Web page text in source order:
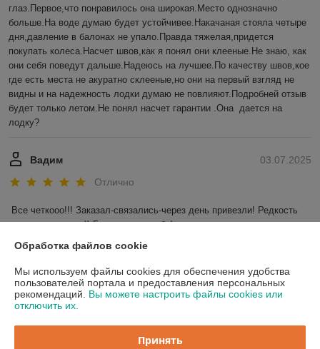
глаз.Первое,что понравилось она широкая.Место однозначно
больше.На воде думаю будет устойчивее.Накачаная стояла четыре
дня,давление в балонах не упало.Правда тяжелая,придется
покупать колеса.Насчет швов,как я понял они клееные.Не знаю, как
они себя поведут дальше.Надеюсь на лучшее.По качеству швов,кое
где есть места не акуратно склееные,но они на первый взгляд не
видны и на надежность лодки думаю не повлияют.Подробней отзыв
будет только летом.Не понял насчет гарантии .Она  дается на
лодку?
03.07.2025
Вадим
Отлично
Все четкооо!!! Заказал-связались-через день привезли! Редкость
для наших широт)) Большое спасибо!
Показать все отзывы
О нас
Обработка файлов cookie
Мы используем файлы cookies для обеспечения удобства
пользователей портала и предоставления персональных
рекомендаций. Вы можете настроить файлы cookies или
отключить их.
Принять